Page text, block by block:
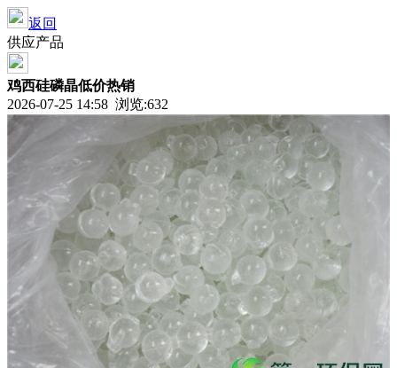
返回
供应产品
鸡西硅磷晶低价热销
2026-07-25 14:58 浏览:632